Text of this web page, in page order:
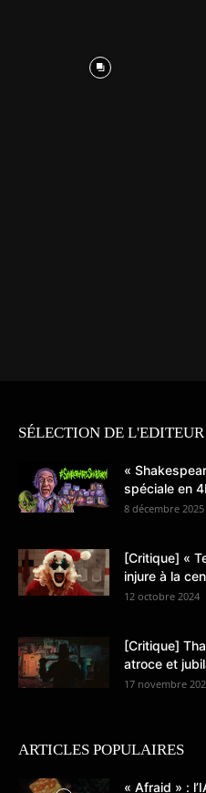
SÉLECTION DE L'EDITEUR
«
spéciale en
8 décembre 2025
[Critique] «
injure à la
12 octobre 2024
[Critique]
atroce et
17 novembre
ARTICLES POPULAIRES
« Afraid » :